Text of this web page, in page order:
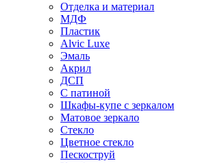
Отделка и материал
МДФ
Пластик
Alvic Luxe
Эмаль
Акрил
ДСП
С патиной
Шкафы-купе с зеркалом
Матовое зеркало
Стекло
Цветное стекло
Пескоструй